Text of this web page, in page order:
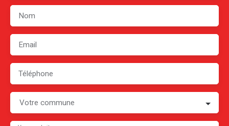
Nom
Email
Téléphone
Votre commune